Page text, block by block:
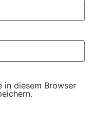
in diesem Browser